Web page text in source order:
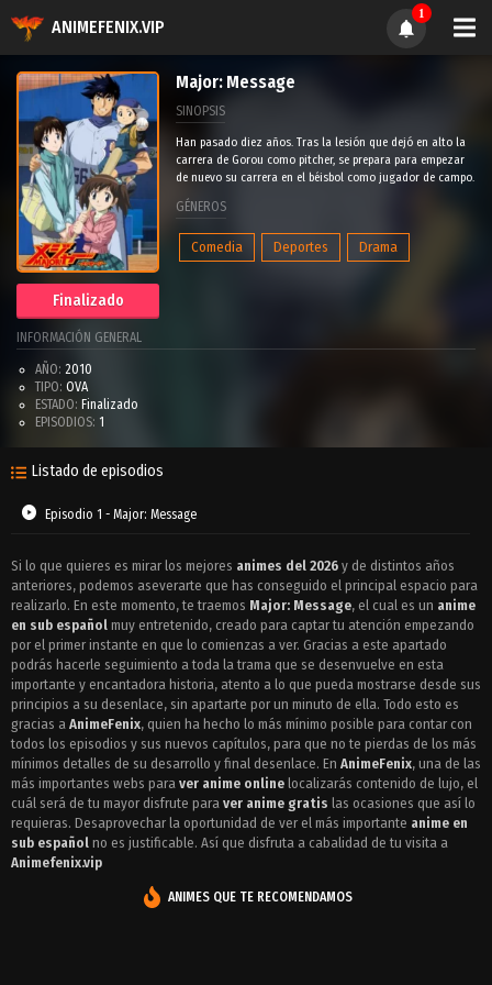
ANIMEFENIX.VIP
1
Finalizado
Major: Message
SINOPSIS
Han pasado diez años. Tras la lesión que dejó en alto la
carrera de Gorou como pitcher, se prepara para empezar
de nuevo su carrera en el béisbol como jugador de campo.
GÉNEROS
Comedia Deportes Drama
INFORMACIÓN GENERAL
AÑO: 2010
TIPO: OVA
ESTADO: Finalizado
EPISODIOS: 1
Listado de episodios
Episodio 1 - Major: Message
Si lo que quieres es mirar los mejores animes del 2026 y de distintos años
anteriores, podemos aseverarte que has conseguido el principal espacio para
realizarlo. En este momento, te traemos Major: Message, el cual es un anime
en sub español muy entretenido, creado para captar tu atención empezando
por el primer instante en que lo comienzas a ver. Gracias a este apartado
podrás hacerle seguimiento a toda la trama que se desenvuelve en esta
importante y encantadora historia, atento a lo que pueda mostrarse desde sus
principios a su desenlace, sin apartarte por un minuto de ella. Todo esto es
gracias a AnimeFenix, quien ha hecho lo más mínimo posible para contar con
todos los episodios y sus nuevos capítulos, para que no te pierdas de los más
mínimos detalles de su desarrollo y final desenlace. En AnimeFenix, una de las
más importantes webs para ver anime online localizarás contenido de lujo, el
cuál será de tu mayor disfrute para ver anime gratis las ocasiones que así lo
requieras. Desaprovechar la oportunidad de ver el más importante anime en
sub español no es justificable. Así que disfruta a cabalidad de tu visita a
Animefenix.vip
ANIMES QUE TE RECOMENDAMOS